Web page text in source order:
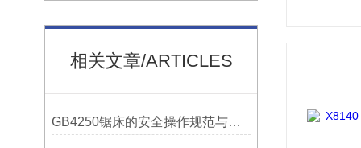
相关文章/ARTICLES
GB4250锯床的安全操作规范与注意事项